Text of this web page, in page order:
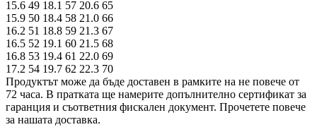
15.6 49 18.1 57 20.6 65
15.9 50 18.4 58 21.0 66
16.2 51 18.8 59 21.3 67
16.5 52 19.1 60 21.5 68
16.8 53 19.4 61 22.0 69
17.2 54 19.7 62 22.3 70
Продуктът може да бъде доставен в рамките на не повече от
72 часа. В пратката ще намерите допълнително сертификат за
гаранция и съответния фискален документ. Прочетете повече
за нашата доставка.